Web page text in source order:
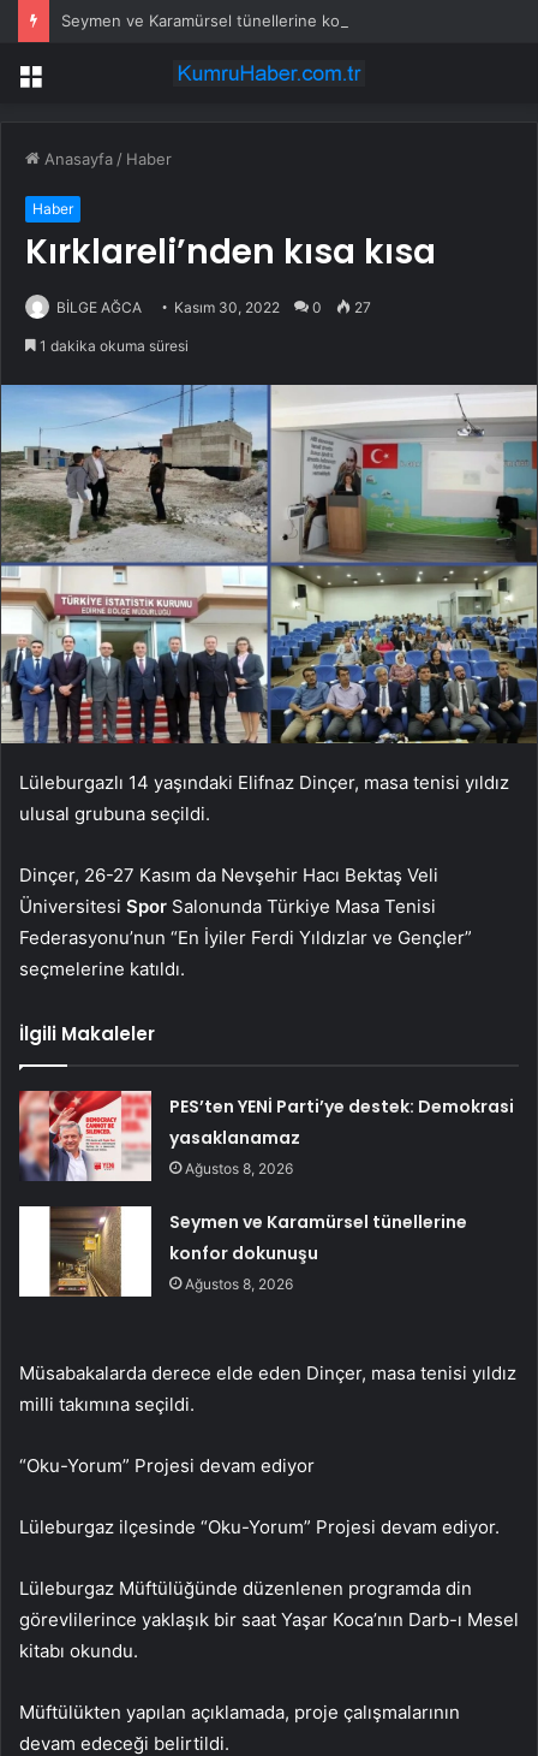
Seymen ve Karamürsel tünellerine konfor dokunuşu
Menü
Anasayfa / Haber
Haber
Kırklareli’nden kısa kısa
BİLGE AĞCA Kasım 30, 2022 0 27
1 dakika okuma süresi
Lüleburgazlı 14 yaşındaki Elifnaz Dinçer, masa tenisi yıldız
ulusal grubuna seçildi.
Dinçer, 26-27 Kasım da Nevşehir Hacı Bektaş Veli
Üniversitesi Spor Salonunda Türkiye Masa Tenisi
Federasyonu’nun “En İyiler Ferdi Yıldızlar ve Gençler”
seçmelerine katıldı.
İlgili Makaleler
PES’ten YENİ Parti’ye destek: Demokrasi
yasaklanamaz
Ağustos 8, 2026
Seymen ve Karamürsel tünellerine
konfor dokunuşu
Ağustos 8, 2026
Müsabakalarda derece elde eden Dinçer, masa tenisi yıldız
milli takımına seçildi.
“Oku-Yorum” Projesi devam ediyor
Lüleburgaz ilçesinde “Oku-Yorum” Projesi devam ediyor.
Lüleburgaz Müftülüğünde düzenlenen programda din
görevlilerince yaklaşık bir saat Yaşar Koca’nın Darb-ı Mesel
kitabı okundu.
Müftülükten yapılan açıklamada, proje çalışmalarının
devam edeceği belirtildi.